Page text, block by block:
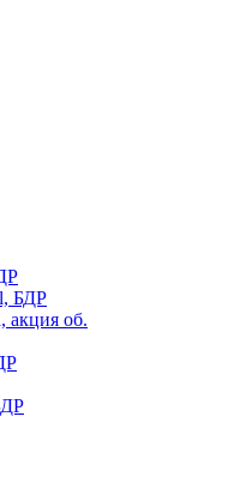
БДР
акция об.